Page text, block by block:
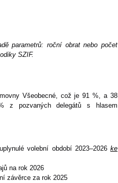
parametrů: roční obrat nebo počet
SZIF.
Všeobecné, což je 91 %, a 38
z pozvaných delegátů s hlasem
volební období 2023–2026 ke
na rok 2026
závěrce za rok 2025